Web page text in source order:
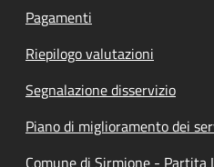
Pagamenti
Riepilogo valutazioni
Segnalazione disservizio
Piano di miglioramento dei
Comune di Sirmione - Partita